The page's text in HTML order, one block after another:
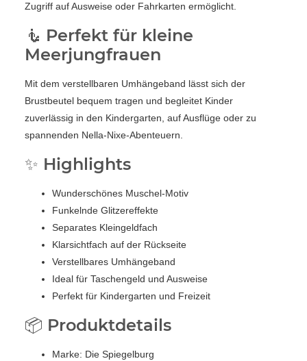
Zugriff auf Ausweise oder Fahrkarten ermöglicht.
🧜 Perfekt für kleine
Meerjungfrauen
Mit dem verstellbaren Umhängeband lässt sich der
Brustbeutel bequem tragen und begleitet Kinder
zuverlässig in den Kindergarten, auf Ausflüge oder zu
spannenden Nella-Nixe-Abenteuern.
✨ Highlights
Wunderschönes Muschel-Motiv
Funkelnde Glitzereffekte
Separates Kleingeldfach
Klarsichtfach auf der Rückseite
Verstellbares Umhängeband
Ideal für Taschengeld und Ausweise
Perfekt für Kindergarten und Freizeit
📦 Produktdetails
Marke: Die Spiegelburg